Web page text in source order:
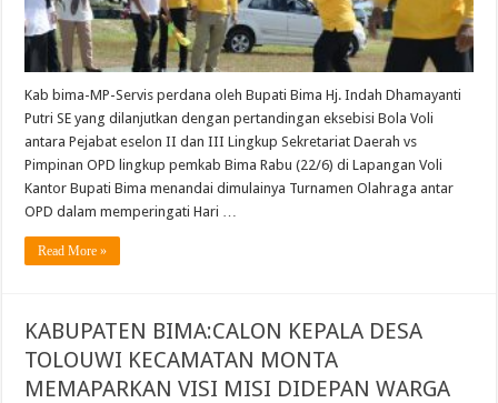
Kab bima-MP-Servis perdana oleh Bupati Bima Hj. Indah Dhamayanti
Putri SE yang dilanjutkan dengan pertandingan eksebisi Bola Voli
antara Pejabat eselon II dan III Lingkup Sekretariat Daerah vs
Pimpinan OPD lingkup pemkab Bima Rabu (22/6) di Lapangan Voli
Kantor Bupati Bima menandai dimulainya Turnamen Olahraga antar
OPD dalam memperingati Hari …
Read More »
KABUPATEN BIMA:CALON KEPALA DESA
TOLOUWI KECAMATAN MONTA
MEMAPARKAN VISI MISI DIDEPAN WARGA